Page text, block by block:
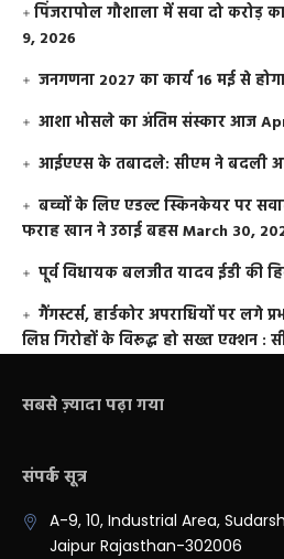
​पिंजरापोल गौशाला में सवा दो करोड़
9, 2026
जनगणना 2027 का कार्य 16 मई से
आशा भोसले का अंतिम संस्कार आज
आईएएस के तबादले: सीएम ने बदली
बच्चों के लिए एडल्ट स्किनकेयर पर
फराह खान ने उठाई बहसMarch 30,
पूर्व विधायक बलजीत यादव ईडी की
गैंगस्टर्स, हार्डकोर अपराधियों पर लगे
लिप्त गिरोहों के विरूद्ध हो सख्त एक्शन :
सबसे ज़्यादा पढ़ा गया
संपर्क सूत्र
A-9, 10, Industrial Area,
Jaipur Rajasthan-302006